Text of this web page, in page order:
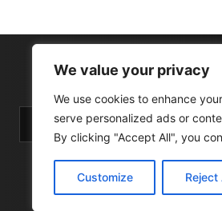
We value your privacy
We use cookies to enhance
serve personalized ads or
By clicking "Accept All", you
Customize Reject